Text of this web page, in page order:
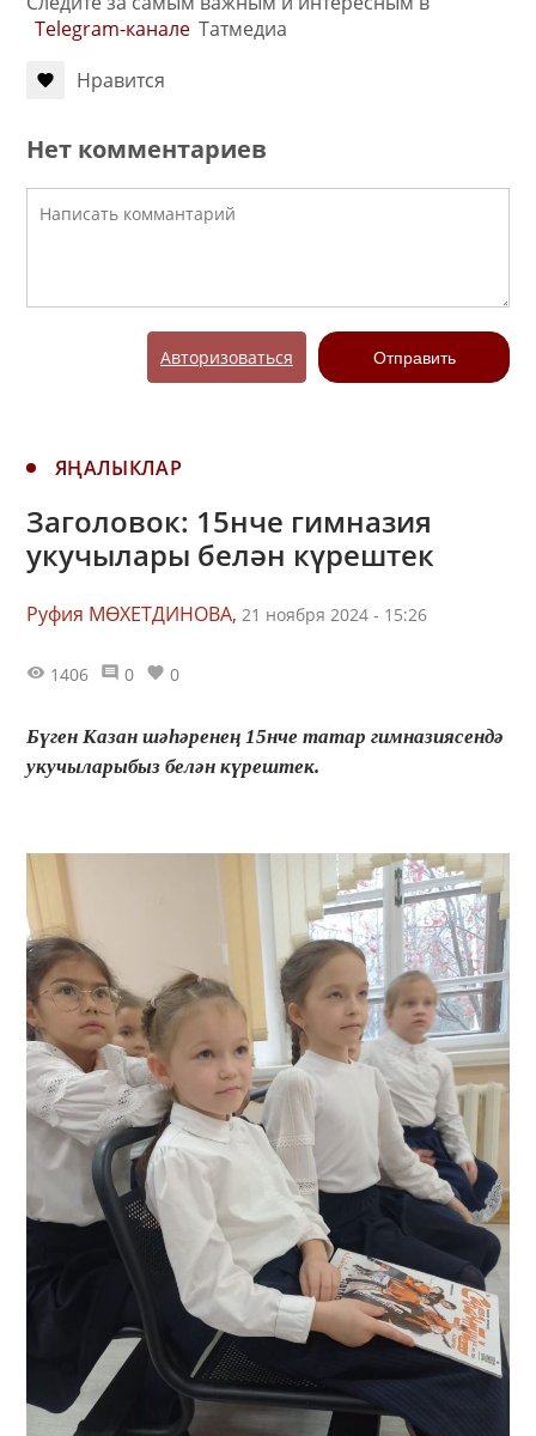
Telegram-канале Татмедиа
Нравится
Нет комментариев
Авторизоваться Отправить
ЯҢАЛЫКЛАР
Заголовок: 15нче гимназия
укучылары белән күрештек
Руфия МӨХЕТДИНОВА, 21 ноября 2024 - 15:26
1406 0 0
Бүген Казан шәһәренең 15нче татар гимназиясендә
укучыларыбыз белән күрештек.